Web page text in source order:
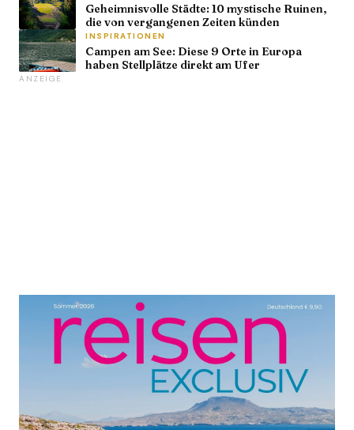
Geheimnisvolle Städte: 10 mystische Ruinen,
die von vergangenen Zeiten künden
INSPIRATIONEN
Campen am See: Diese 9 Orte in Europa
haben Stellplätze direkt am Ufer
ANZEIGE